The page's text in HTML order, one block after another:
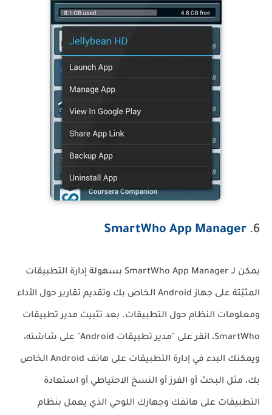
6.
SmartWho App Manager
يمكن لـ SmartWho App Manager بسهولة إدارة التطبيقات
المثبّتة على جهاز Android الخاص بك وتقديم تقارير حول الأداء
ومعلومات النظام حول التطبيقات. بعد تثبيت مدير تطبيقات
SmartWho، انقر على "مدير تطبيقات Android" على شاشته،
ويمكنك البدء في إدارة التطبيقات على هاتف Android الخاص
بك، مثل البحث أو الفرز أو النسخ الاحتياطي أو استعادة
التطبيقات على هاتفك وجهازك اللوحي الذي يعمل بنظام